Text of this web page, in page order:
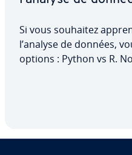
Si vous souhaitez
l’analyse de données,
options : Python vs R.